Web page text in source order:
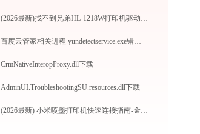
(2026最新)找不到兄弟HL-1218W打印机驱动？这篇全面下载安装指南帮到你
百度云管家相关进程 yundetectservice.exe错误码0xc0000005处理办法
CrmNativeInteropProxy.dll下载
AdminUI.TroubleshootingSU.resources.dll下载
(2026最新) 小米喷墨打印机快速连接指南-金山毒霸